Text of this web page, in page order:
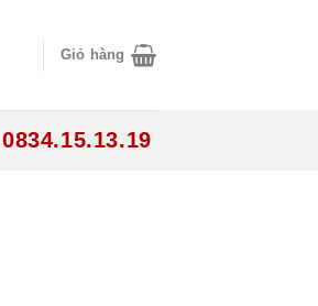
Giỏ hàng
0834.15.13.19